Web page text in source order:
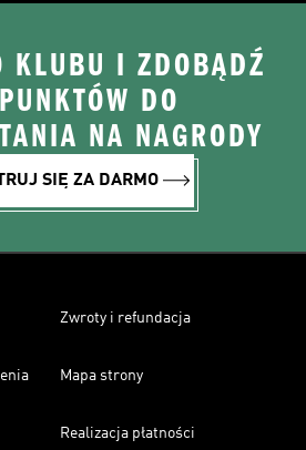
KLUBU I ZDOBĄDŹ
DO
NA NAGRODY
SIĘ ZA DARMO
Zwroty i refundacja
Mapa strony
Realizacja płatności